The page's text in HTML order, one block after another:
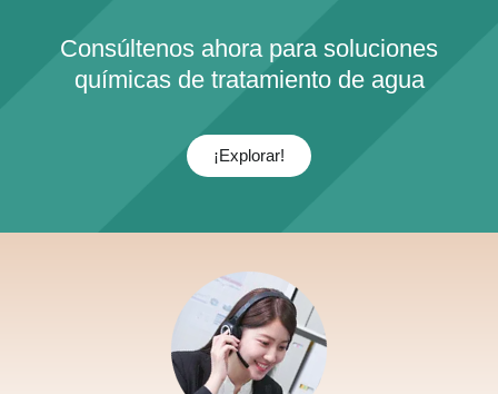
Consúltenos ahora para soluciones
químicas de tratamiento de agua
¡Explorar!